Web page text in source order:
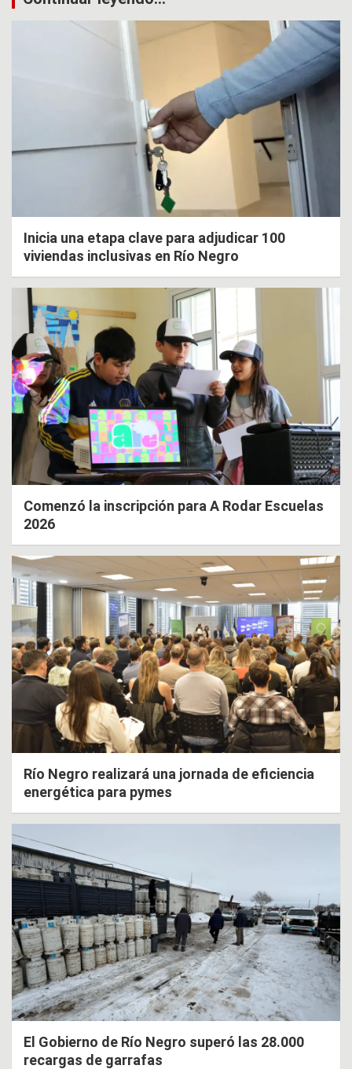
Inicia una etapa clave para adjudicar 100
viviendas inclusivas en Río Negro
Comenzó la inscripción para A Rodar Escuelas
2026
Río Negro realizará una jornada de eficiencia
energética para pymes
El Gobierno de Río Negro superó las 28.000
recargas de garrafas